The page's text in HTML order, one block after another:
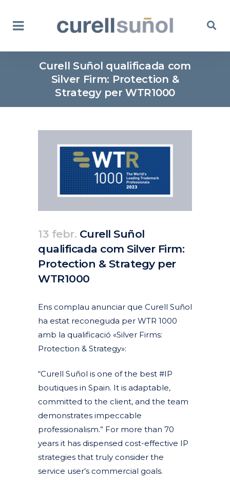
Curell Suñol qualificada com
Silver Firm: Protection &
Strategy per WTR1000
13 febr. Curell Suñol
qualificada com Silver Firm:
Protection & Strategy per
WTR1000
Ens complau anunciar que Curell Suñol
ha estat reconeguda per WTR 1000
amb la qualificació «Silver Firms:
Protection & Strategy»:
“Curell Suñol is one of the best #IP
boutiques in Spain. It is adaptable,
committed to the client, and the team
demonstrates impeccable
professionalism.” For more than 70
years it has dispensed cost-effective IP
strategies that truly consider the
service user’s commercial goals.